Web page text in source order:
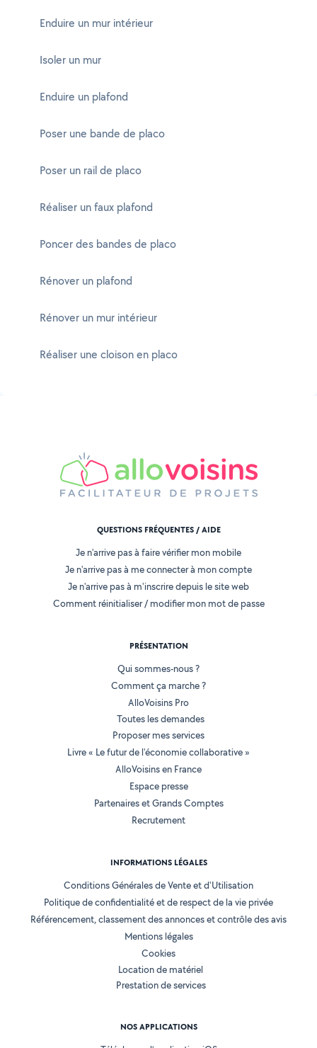
Enduire un mur intérieur
Isoler un mur
Enduire un plafond
Poser une bande de placo
Poser un rail de placo
Réaliser un faux plafond
Poncer des bandes de placo
Rénover un plafond
Rénover un mur intérieur
Réaliser une cloison en placo
QUESTIONS FRÉQUENTES / AIDE
Je n'arrive pas à faire vérifier mon mobile
Je n'arrive pas à me connecter à mon compte
Je n'arrive pas à m'inscrire depuis le site web
Comment réinitialiser / modifier mon mot de passe
PRÉSENTATION
Qui sommes-nous ?
Comment ça marche ?
AlloVoisins Pro
Toutes les demandes
Proposer mes services
Livre « Le futur de l'économie collaborative »
AlloVoisins en France
Espace presse
Partenaires et Grands Comptes
Recrutement
INFORMATIONS LÉGALES
Conditions Générales de Vente et d'Utilisation
Politique de confidentialité et de respect de la vie privée
Référencement, classement des annonces et contrôle des avis
Mentions légales
Cookies
Location de matériel
Prestation de services
NOS APPLICATIONS